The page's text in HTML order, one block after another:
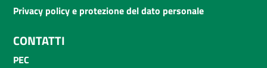
Privacy policy e protezione del dato personale
CONTATTI
PEC